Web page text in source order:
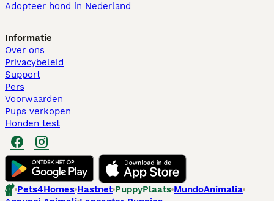
Adopteer hond in Nederland
Informatie
Over ons
Privacybeleid
Support
Pers
Voorwaarden
Pups verkopen
Honden test
Pets4Homes Hastnet PuppyPlaats MundoAnimalia